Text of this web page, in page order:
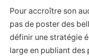
Pour accroître son
pas de poster des
définir une stratégie
large en publiant